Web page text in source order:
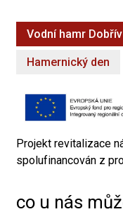
Vodní hamr Dobřív
Hamernický den
Projekt revitalizace
spolufinancován z
co u nás